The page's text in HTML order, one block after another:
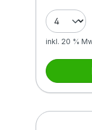
inkl. 20 %